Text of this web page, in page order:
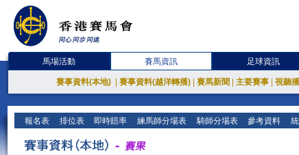
馬場活動 賽馬資訊 足球資訊
賽事資料(本地) 賽事資料(越洋轉播) 賽馬新聞 主要賽事 視聽
報名表 排位表 即時賠率 練馬師分場表 騎師分場表 參考資料